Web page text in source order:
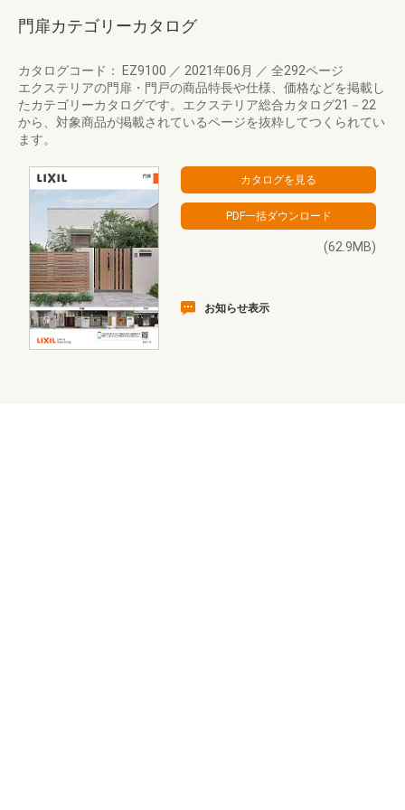
門扉カテゴリーカタログ
カタログコード： EZ9100 ／ 2021年06月 ／ 全292ページ
エクステリアの門扉・門戸の商品特長や仕様、価格などを掲載し
たカテゴリーカタログです。エクステリア総合カタログ21－22
から、対象商品が掲載されているページを抜粋してつくられてい
ます。
(62.9MB)
お知らせ表示